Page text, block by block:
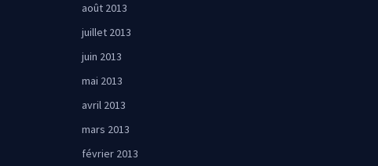
août 2013
juillet 2013
juin 2013
mai 2013
avril 2013
mars 2013
février 2013